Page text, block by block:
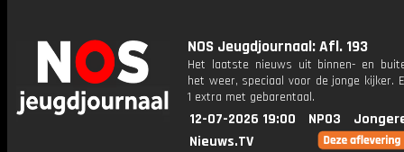
NOS Jeugdjournaal: Afl. 193
Het laatste nieuws uit binnen- en
het weer, speciaal voor de jonge kijker.
1 extra met gebarentaal.
12-07-2026 19:00 NPO3
Nieuws.TV